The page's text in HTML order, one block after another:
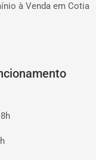
à Venda em Cotia